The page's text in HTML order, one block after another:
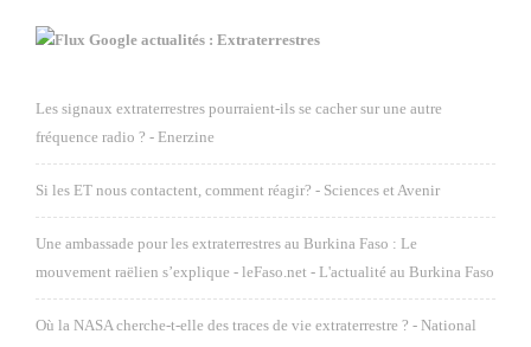
Google actualités : Extraterrestres
Les signaux extraterrestres pourraient-ils se cacher sur une autre
fréquence radio ? - Enerzine
Si les ET nous contactent, comment réagir? - Sciences et Avenir
Une ambassade pour les extraterrestres au Burkina Faso : Le
mouvement raëlien s’explique - leFaso.net - L'actualité au Burkina Faso
Où la NASA cherche-t-elle des traces de vie extraterrestre ? - National